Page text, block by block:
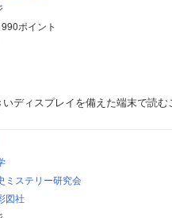
ポイント
ディスプレイを備えた端末で読
ミステリー研究会
図社